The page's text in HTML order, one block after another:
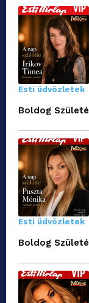
Esti üdvözletek
Boldog
Esti üdvözletek
Boldog